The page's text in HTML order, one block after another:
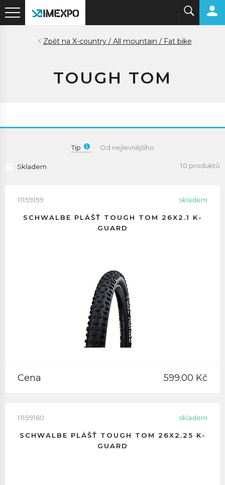
X-country / All mountain / Fat bike
TOUGH TOM
Tip Od nejlevnějšího
Skladem 10 produktů
11159159 skladem
SCHWALBE PLÁŠŤ TOUGH TOM 26X2.1 K-
GUARD
Cena 599.00 Kč
11159160 skladem
SCHWALBE PLÁŠŤ TOUGH TOM 26X2.25 K-
GUARD